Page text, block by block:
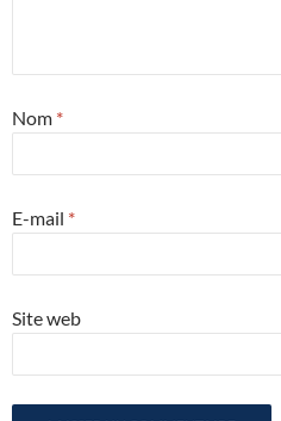
Nom *
E-mail *
Site web